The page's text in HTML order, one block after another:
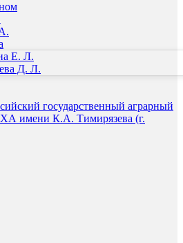
Е. Л.
Д. Л.
государственный аграрный
имени К.А. Тимирязева (г.